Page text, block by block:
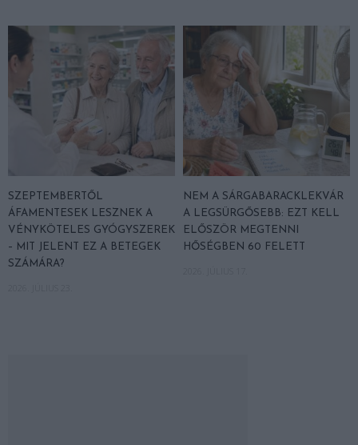
SZEPTEMBERTŐL
ÁFAMENTESEK LESZNEK A
VÉNYKÖTELES GYÓGYSZEREK
– MIT JELENT EZ A BETEGEK
SZÁMÁRA?
NEM A SÁRGABARACKLEKVÁR
A LEGSÜRGŐSEBB: EZT KELL
ELŐSZÖR MEGTENNI
HŐSÉGBEN 60 FELETT